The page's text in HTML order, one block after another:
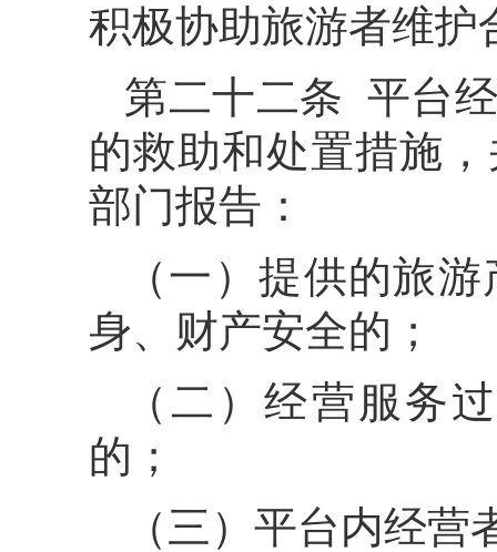
积极协助旅游者维护
第二十二条 平台
的救助和处置措施
部门报告：
（一）提供的旅
身、财产安全的；
（二）经营服务
的；
（三）平台内经